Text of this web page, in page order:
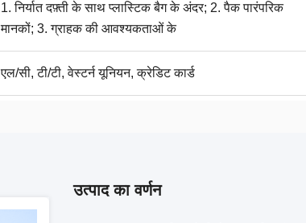
1. निर्यात दफ़्ती के साथ प्लास्टिक बैग के अंदर; 2. पैक पारंपरिक
मानकों; 3. ग्राहक की आवश्यकताओं के
एल/सी, टी/टी, वेस्टर्न यूनियन, क्रेडिट कार्ड
उत्पाद का वर्णन